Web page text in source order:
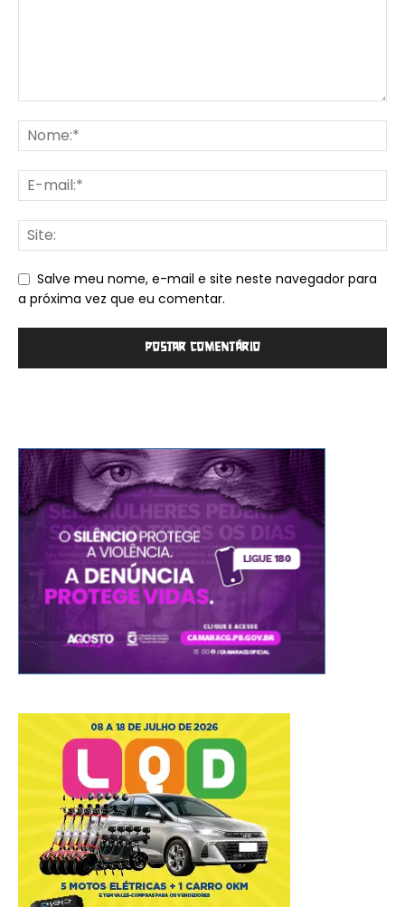
Salve meu nome, e-mail e site neste navegador para
a próxima vez que eu comentar.